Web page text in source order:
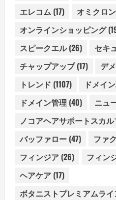
エレコム (17) オミクロ
オンラインショッピング
スピークエル(26) セキ
チャップアップ(17) デ
トレンド (1107) ドメイ
ドメイン管理 (40) ニュ
ノコアヘアサポートスカ
バッファロー (47) ファ
フィンジア (26) フィン
ヘアケア (17)
ボタニストプレミアムライ